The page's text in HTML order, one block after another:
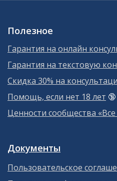
Полезное
Гарантия на онлайн
Гарантия на текстовую
Скидка 30% на
Помощь, если нет 18 лет 🔞
Ценности сообщества «Все
Документы
Пользовательское